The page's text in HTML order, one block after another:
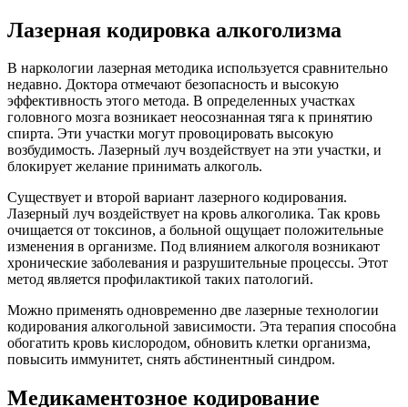
Лазерная кодировка алкоголизма
В наркологии лазерная методика используется сравнительно
недавно. Доктора отмечают безопасность и высокую
эффективность этого метода. В определенных участках
головного мозга возникает неосознанная тяга к принятию
спирта. Эти участки могут провоцировать высокую
возбудимость. Лазерный луч воздействует на эти участки, и
блокирует желание принимать алкоголь.
Существует и второй вариант лазерного кодирования.
Лазерный луч воздействует на кровь алкоголика. Так кровь
очищается от токсинов, а больной ощущает положительные
изменения в организме. Под влиянием алкоголя возникают
хронические заболевания и разрушительные процессы. Этот
метод является профилактикой таких патологий.
Можно применять одновременно две лазерные технологии
кодирования алкогольной зависимости. Эта терапия способна
обогатить кровь кислородом, обновить клетки организма,
повысить иммунитет, снять абстинентный синдром.
Медикаментозное кодирование